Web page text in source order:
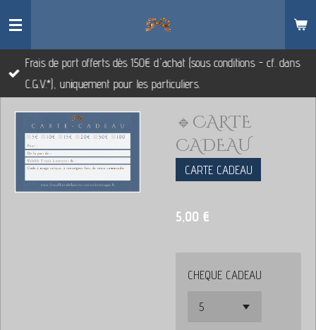
Passer
contenu
principal
Frais de port offerts dès 150€ d'achat (sous conditions - cf. dans
C.G.V.*), uniquement pour les particuliers.
🔹CARTE
CADEAU
CARTE CADEAU
5,00 €
CHEQUE CADEAU